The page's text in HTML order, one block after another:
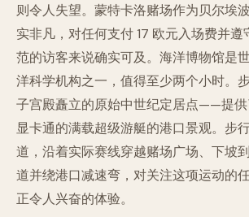
则令人失望。蒙特卡洛赌场作为贝尔埃
实非凡，对任何支付 17 欧元入场费并遵
范的访客来说确实可及。海洋博物馆是
洋科学机构之一，值得至少两个小时。
子宫殿矗立的原始中世纪定居点——提供
显卡通的满载超级游艇的港口景观。步
道，沿着实际赛线穿越赌场广场、下坡
道并绕港口减速弯，对关注这项运动的
正令人兴奋的体验。